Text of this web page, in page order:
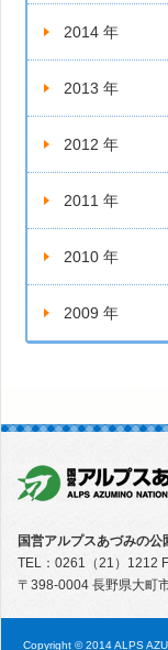
2014 年
2013 年
2012 年
2011 年
2010 年
2009 年
国営アルプスあづみの
TEL：0261（21）1212
〒398-0004 長野県大町
Copyright © 2014 ALPS